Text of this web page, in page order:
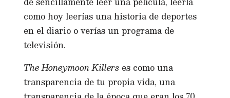
como hoy leerías una historia de deportes
en el diario o verías un programa de
televisión.
The Honeymoon Killers es como una
transparencia de tu propia vida, una